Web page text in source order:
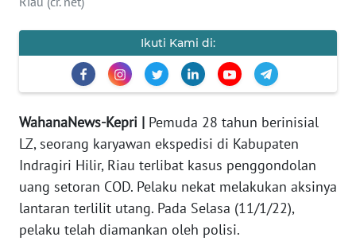
Ikuti Kami di:
WahanaNews-Kepri | Pemuda 28 tahun berinisial
LZ, seorang karyawan ekspedisi di Kabupaten
Indragiri Hilir, Riau terlibat kasus penggondolan
uang setoran COD. Pelaku nekat melakukan aksinya
lantaran terlilit utang. Pada Selasa (11/1/22),
pelaku telah diamankan oleh polisi.
KAMI
INFO
IKLAN
TENTANG
KAMI